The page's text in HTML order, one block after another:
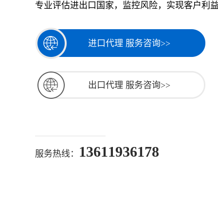
专业评估进出口国家，监控风险，实现客户利
进口代理 服务咨询>>
出口代理 服务咨询>>
服务热线： 13611936178